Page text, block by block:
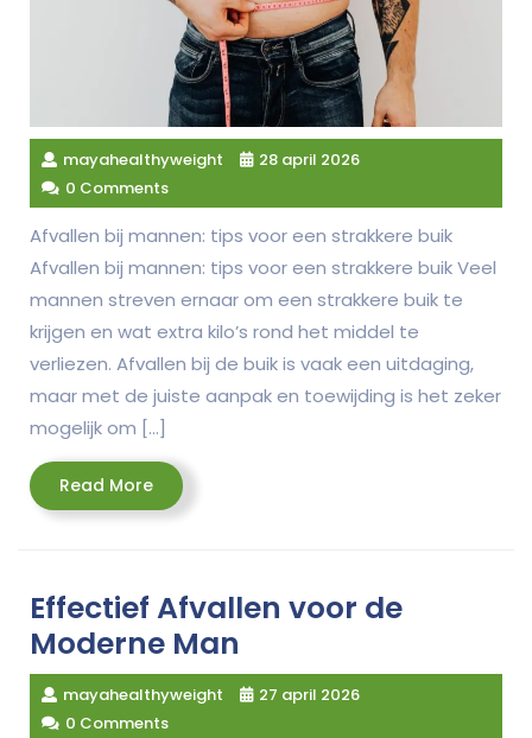
mayahealthyweight
28 april 2026
0 Comments
Afvallen bij mannen: tips voor een strakkere buik
Afvallen bij mannen: tips voor een strakkere buik Veel
mannen streven ernaar om een strakkere buik te
krijgen en wat extra kilo’s rond het middel te
verliezen. Afvallen bij de buik is vaak een uitdaging,
maar met de juiste aanpak en toewijding is het zeker
mogelijk om […]
Read MoreRead
More
Effectief Afvallen voor de
Moderne Man
mayahealthyweight
27 april 2026
0 Comments